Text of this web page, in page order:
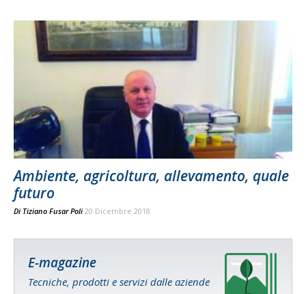
Ambiente, agricoltura, allevamento, quale
futuro
Di Tiziano Fusar Poli 20 Dicembre 2018
E-magazine
Tecniche, prodotti e servizi dalle aziende